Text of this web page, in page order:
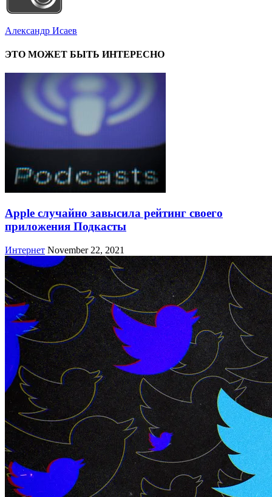
Александр Исаев
ЭТО МОЖЕТ БЫТЬ ИНТЕРЕСНО
Apple случайно завысила рейтинг своего
приложения Подкасты
Интернет November 22, 2021